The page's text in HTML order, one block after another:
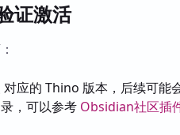
证激活
对应的 Thino 版本，后续可能
，可以参考 Obsidian社区插